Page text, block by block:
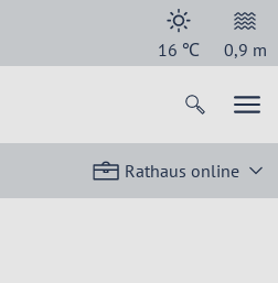
16 ℃ 0,9 m
Rathaus online